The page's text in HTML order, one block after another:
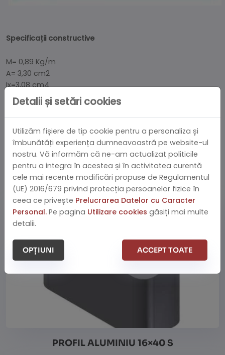
Specificații constructive
M= 0,89 Kg/m
A= 3,30 cm2
Ix=3,08 cm4
Wx=1,95 cm3
Iy=2,75 cm4
Wy=1,83 cm3
PRODUSE SIMILARE
19.36 EURO / Metru Liniar
PROFIL ALUMINIU 16×40 S
Detalii și setări cookies
Utilizăm fișiere de tip cookie pentru a personaliza și
îmbunătăți experiența dumneavoastră pe website-ul
nostru. Vă informăm că ne-am actualizat politicile
pentru a integra în acestea și în activitatea curentă
cele mai recente modificări propuse de Regulamentul
(UE) 2016/679 privind protecția persoanelor fizice în
ceea ce privește Prelucrarea Datelor cu Caracter
Personal. Pe pagina Utilizare cookies găsiți mai multe
detalii.
OPȚIUNI ACCEPT TOATE